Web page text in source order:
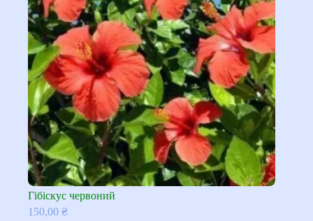
Гібіскус червоний
150,00 ₴